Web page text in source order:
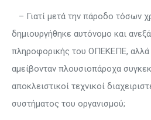
– Γιατί μετά την πάροδο τόσων
δημιουργήθηκε αυτόνομο και
πληροφορικής του ΟΠΕΚΕΠΕ, αλλά
αμείβονταν πλουσιοπάροχα
αποκλειστικοί τεχνικοί
συστήματος του οργανισμού;